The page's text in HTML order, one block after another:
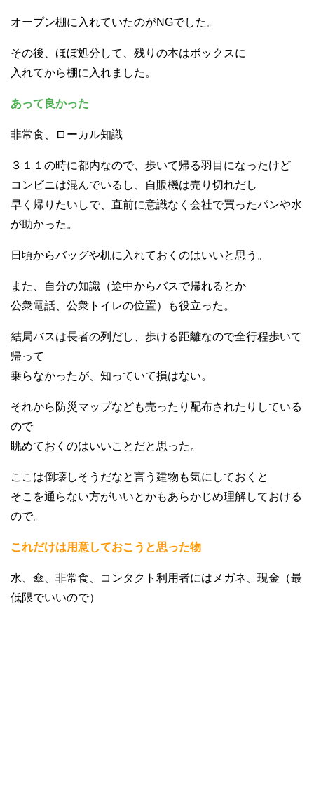
オープン棚に入れていたのがNGでした。
その後、ほぼ処分して、残りの本はボックスに
入れてから棚に入れました。
あって良かった
非常食、ローカル知識
３１１の時に都内なので、歩いて帰る羽目になったけど
コンビニは混んでいるし、自販機は売り切れだし
早く帰りたいしで、直前に意識なく会社で買ったパンや水
が助かった。
日頃からバッグや机に入れておくのはいいと思う。
また、自分の知識（途中からバスで帰れるとか
公衆電話、公衆トイレの位置）も役立った。
結局バスは長者の列だし、歩ける距離なので全行程歩いて
帰って
乗らなかったが、知っていて損はない。
それから防災マップなども売ったり配布されたりしている
ので
眺めておくのはいいことだと思った。
ここは倒壊しそうだなと言う建物も気にしておくと
そこを通らない方がいいとかもあらかじめ理解しておける
ので。
これだけは用意しておこうと思った物
水、傘、非常食、コンタクト利用者にはメガネ、現金（最
低限でいいので）